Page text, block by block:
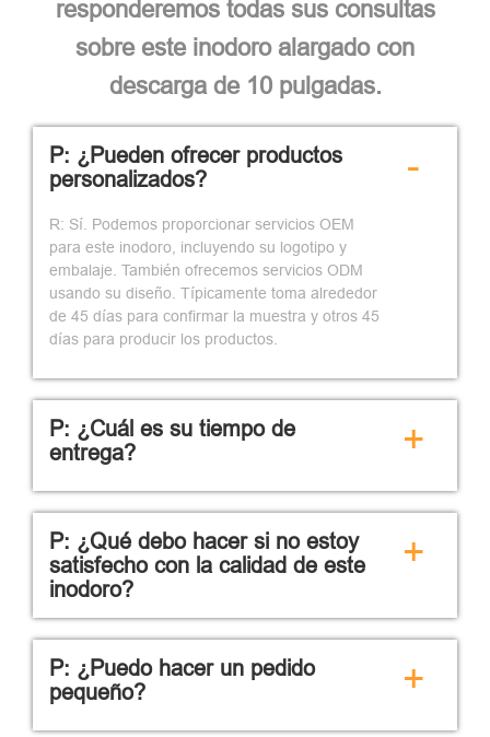
responderemos todas sus consultas
sobre este inodoro alargado con
descarga de 10 pulgadas.
P: ¿Pueden ofrecer productos
personalizados?
R: Sí. Podemos proporcionar servicios OEM
para este inodoro, incluyendo su logotipo y
embalaje. También ofrecemos servicios ODM
usando su diseño. Típicamente toma alrededor
de 45 días para confirmar la muestra y otros 45
días para producir los productos.
-
P: ¿Cuál es su tiempo de
entrega?
+
P: ¿Qué debo hacer si no estoy
satisfecho con la calidad de este
inodoro?
+
P: ¿Puedo hacer un pedido
pequeño?
+